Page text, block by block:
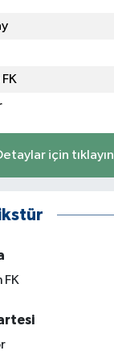
için tıklayın
FK